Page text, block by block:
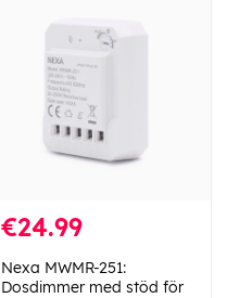
€24.99
Nexa MWMR-251:
Dosdimmer med stöd för